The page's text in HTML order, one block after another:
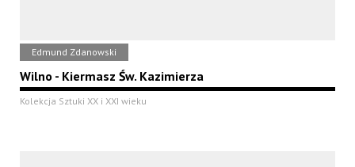
Edmund Zdanowski
Wilno - Kiermasz Św. Kazimierza
Kolekcja Sztuki XX i XXI wieku